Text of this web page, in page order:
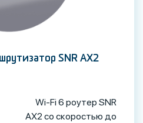
SNR AX2
Wi‑Fi 6 роутер SNR
AX2 со скоростью до